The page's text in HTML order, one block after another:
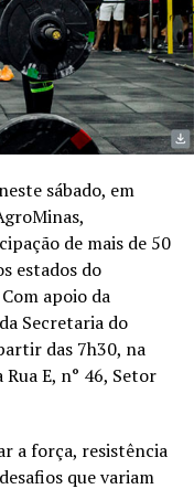
sábado, em
de mais de 50
estados do
apoio da
Secretaria do
das 7h30, na
E, n° 46, Setor
a força, resistência
que variam